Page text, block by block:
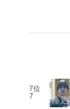
7位
7